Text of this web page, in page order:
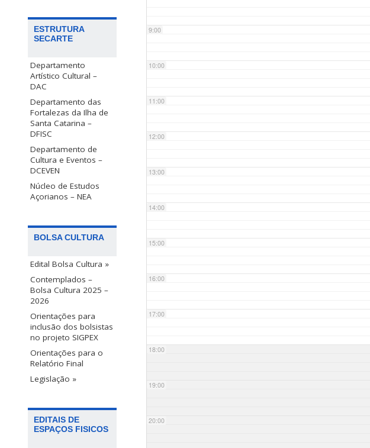
ESTRUTURA
SECARTE
Departamento
Artístico Cultural –
DAC
Departamento das
Fortalezas da Ilha de
Santa Catarina –
DFISC
Departamento de
Cultura e Eventos –
DCEVEN
Núcleo de Estudos
Açorianos – NEA
BOLSA CULTURA
Edital Bolsa Cultura »
Contemplados –
Bolsa Cultura 2025 –
2026
Orientações para
inclusão dos bolsistas
no projeto SIGPEX
Orientações para o
Relatório Final
Legislação »
EDITAIS DE
ESPAÇOS FISICOS
9:00
10:00
11:00
12:00
13:00
14:00
15:00
16:00
17:00
18:00
19:00
20:00